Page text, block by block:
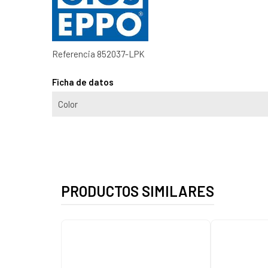
Referencia 852037-LPK
Ficha de datos
Color
PRODUCTOS SIMILARES